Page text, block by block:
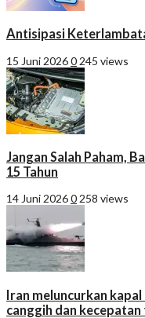
Antisipasi
15 Juni 20260 245 views
Jangan Salah Paham,
15 Tahun
14 Juni 20260 258 views
Iran meluncurkan
canggih dan